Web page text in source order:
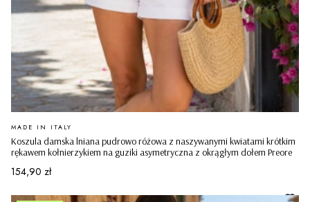
Koszula damska lniana pudrowo różowa z naszywanymi kwiatami krótkim
rękawem kołnierzykiem na guziki asymetryczna z okrągłym dołem Preore
PRODUCENT
MADE IN ITALY
Cena
154,90 zł